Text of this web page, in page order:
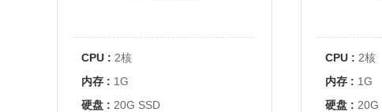
CPU : 2核
内存 : 1G
硬盘 : 20G SSD
CPU : 2核
内存 : 1G
硬盘 : 20G